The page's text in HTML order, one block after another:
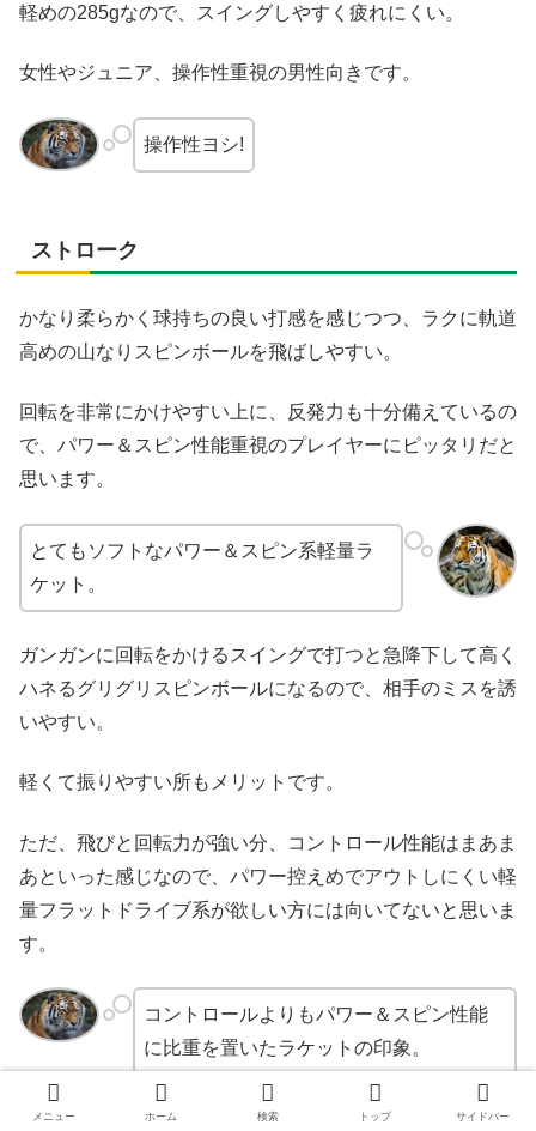
軽めの285gなので、スイングしやすく疲れにくい。
女性やジュニア、操作性重視の男性向きです。
操作性ヨシ!
ストローク
かなり柔らかく球持ちの良い打感を感じつつ、ラクに軌道
高めの山なりスピンボールを飛ばしやすい。
回転を非常にかけやすい上に、反発力も十分備えているの
で、パワー＆スピン性能重視のプレイヤーにピッタリだと
思います。
とてもソフトなパワー＆スピン系軽量ラ
ケット。
ガンガンに回転をかけるスイングで打つと急降下して高く
ハネるグリグリスピンボールになるので、相手のミスを誘
いやすい。
軽くて振りやすい所もメリットです。
ただ、飛びと回転力が強い分、コントロール性能はまあま
あといった感じなので、パワー控えめでアウトしにくい軽
量フラットドライブ系が欲しい方には向いてないと思いま
す。
コントロールよりもパワー＆スピン性能
に比重を置いたラケットの印象。
とはいえ、柔らかさとパワー＆スピンを重視しているプレ
メニュー ホーム 検索 トップ サイドバー